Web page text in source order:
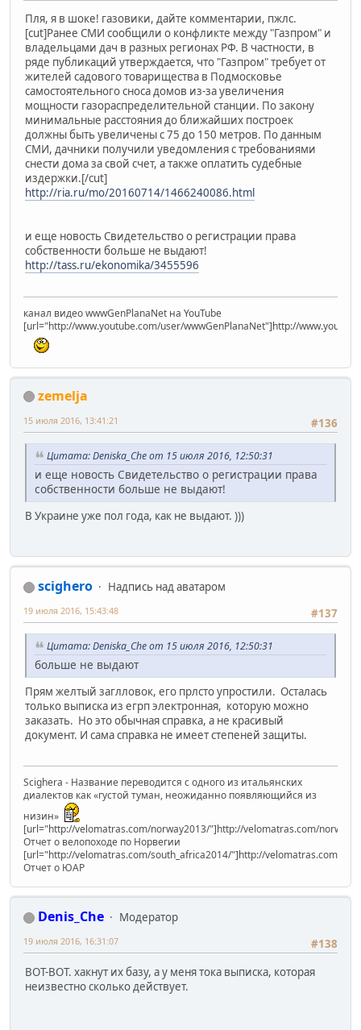
Пля, я в шоке! газовики, дайте комментарии, пжлс.
[cut]Ранее СМИ сообщили о конфликте между "Газпром" и
владельцами дач в разных регионах РФ. В частности, в
ряде публикаций утверждается, что "Газпром" требует от
жителей садового товарищества в Подмосковье
самостоятельного сноса домов из-за увеличения
мощности газораспределительной станции. По закону
минимальные расстояния до ближайших построек
должны быть увеличены с 75 до 150 метров. По данным
СМИ, дачники получили уведомления с требованиями
снести дома за свой счет, а также оплатить судебные
издержки.[/cut]
http://ria.ru/mo/20160714/1466240086.html
и еще новость Свидетельство о регистрации права
собственности больше не выдают!
http://tass.ru/ekonomika/3455596
канал видео wwwGenPlanaNet на YouTube
[url="http://www.youtube.com/user/wwwGenPlanaNet"]http://
zemelja
#136
15 июля 2016, 13:41:21
Цитата: Deniska_Che от 15 июля 2016, 12:50:31
и еще новость Свидетельство о регистрации права
собственности больше не выдают!
В Украине уже пол года, как не выдают. )))
scighero
Надпись над аватаром
#137
19 июля 2016, 15:43:48
Цитата: Deniska_Che от 15 июля 2016, 12:50:31
больше не выдают
Прям желтый заглловок, его прлсто упростили. Осталась
только выписка из егрп электронная, которую можно
заказать. Но это обычная справка, а не красивый
документ. И сама справка не имеет степеней защиты.
Scighera - Название переводится с одного из итальянских
диалектов как «густой туман, неожиданно появляющийся из
низин»
[url="http://velomatras.com/norway2013/"]http://velomatras.com/
Отчет о велопоходе по Норвегии
[url="http://velomatras.com/south_africa2014/"]http://velomatras.com/
Отчет о ЮАР
Denis_Che
Модератор
#138
19 июля 2016, 16:31:07
ВОТ-ВОТ. хакнут их базу, а у меня тока выписка, которая
неизвестно сколько действует.